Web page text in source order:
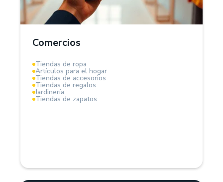
Comercios
Tiendas de ropa
Artículos para el hogar
Tiendas de accesorios
Tiendas de regalos
Jardinería
Tiendas de zapatos
proveedores y categorías de productos. Controla
stock, precios y descuentos en tiempo real.
También, puedes crear diferentes variantes de
colores, tallas y tamaños de tus productos.
La solución ideal para profesionalizar la gestión del